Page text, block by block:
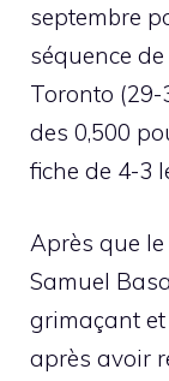
septembre
séquence
Toronto
des 0,500
fiche de 4-3
Après que
Samuel
grimaçant
après avoir